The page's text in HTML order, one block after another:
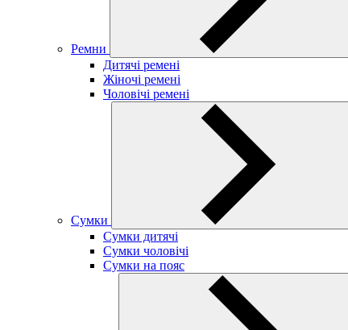
Ремни
Дитячі ремені
Жіночі ремені
Чоловічі ремені
Сумки
Сумки дитячі
Сумки чоловічі
Сумки на пояс